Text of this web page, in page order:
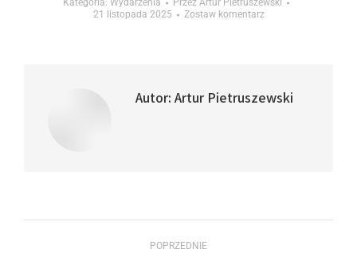
Kategoria: Wydarzenia Przez Artur Pietruszewski
21 listopada 2025
Zostaw komentarz
Autor: Artur Pietruszewski
POPRZEDNIE